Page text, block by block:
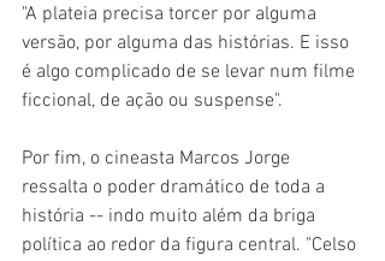
"A plateia precisa torcer por alguma
versão, por alguma das histórias. E isso
é algo complicado de se levar num filme
ficcional, de ação ou suspense".
Por fim, o cineasta Marcos Jorge
ressalta o poder dramático de toda a
história -- indo muito além da briga
política ao redor da figura central. "Celso